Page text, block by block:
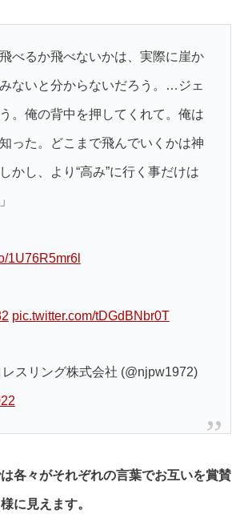
べるか飛べないかは、実際に崖か
ないと分からないだろう。…ジェ
。俺の背中を押してくれて。俺は
った。どこまで飛んでいくかは神
かし、より“高み”に行く事だけは
」
1U76R5mr6l
pic.twitter.com/tDGdBNbr0T
スリング株式会社 (@njpw1972)
各々がそれぞれの言葉でお互いを賞賛
に見えます。